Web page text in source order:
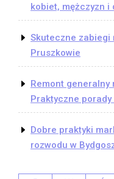
kobiet, mężczyzn i
Skuteczne zabiegi
Pruszkowie
Remont generalny
Praktyczne
Dobre praktyki
rozwodu w